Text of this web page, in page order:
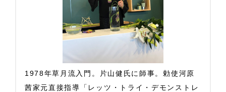
1978年草月流入門。片山健氏に師事。勅使河原
茜家元直接指導「レッツ・トライ・デモンストレ